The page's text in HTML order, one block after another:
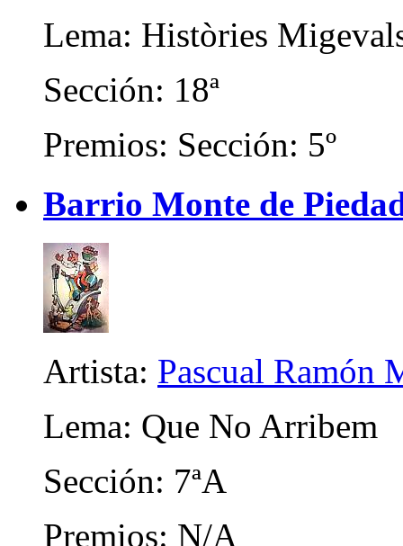
Lema: Històries
Sección: 18ª
Premios: Sección: 5º
Barrio Monte de
Artista: Pascual Ramón
Lema: Que No Arribem
Sección: 7ªA
Premios: N/A